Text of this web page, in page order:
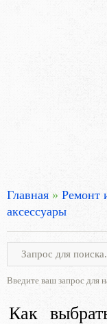
Главная » Ремонт
аксессуары
Введите ваш запрос для
Как